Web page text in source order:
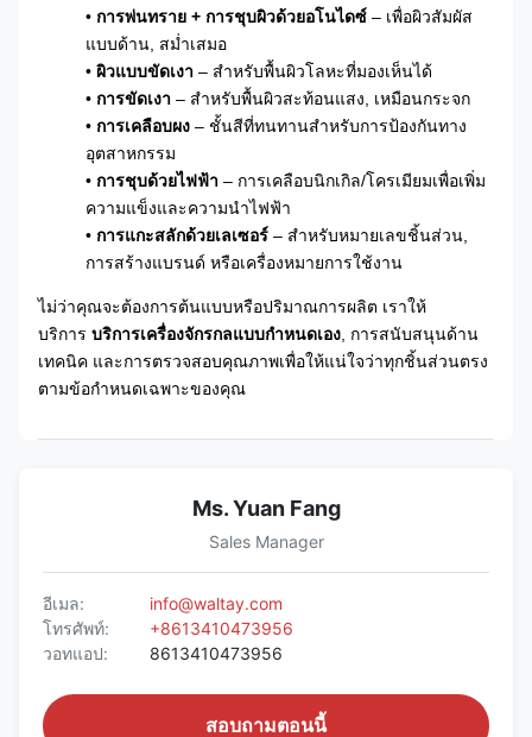
• การพ่นทราย + การชุบผิวด้วยอโนไดซ์ – เพื่อผิวสัมผัส
แบบด้าน, สม่ำเสมอ
• ผิวแบบขัดเงา – สำหรับพื้นผิวโลหะที่มองเห็นได้
• การขัดเงา – สำหรับพื้นผิวสะท้อนแสง, เหมือนกระจก
• การเคลือบผง – ชั้นสีที่ทนทานสำหรับการป้องกันทาง
อุตสาหกรรม
• การชุบด้วยไฟฟ้า – การเคลือบนิกเกิล/โครเมียมเพื่อเพิ่ม
ความแข็งและความนำไฟฟ้า
• การแกะสลักด้วยเลเซอร์ – สำหรับหมายเลขชิ้นส่วน,
การสร้างแบรนด์ หรือเครื่องหมายการใช้งาน
ไม่ว่าคุณจะต้องการต้นแบบหรือปริมาณการผลิต เราให้
บริการ บริการเครื่องจักรกลแบบกำหนดเอง , การสนับสนุนด้าน
เทคนิค และการตรวจสอบคุณภาพเพื่อให้แน่ใจว่าทุกชิ้นส่วนตรง
ตามข้อกำหนดเฉพาะของคุณ
Ms. Yuan Fang
Sales Manager
อีเมล:
info@waltay.com
โทรศัพท์:
+8613410473956
วอทแอป:
8613410473956
สอบถามตอนนี้